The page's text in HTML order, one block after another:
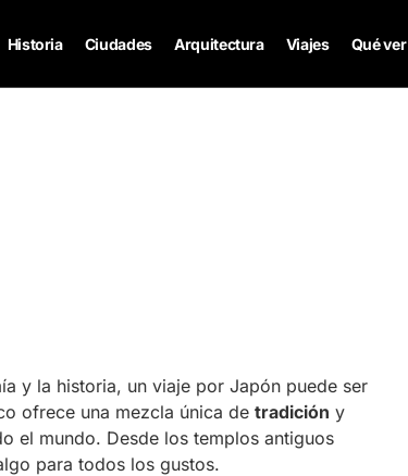
Historia Ciudades Arquitectura Viajes Qué ver
y la historia, un viaje por Japón puede ser
ofrece una mezcla única de tradición y
el mundo. Desde los templos antiguos
para todos los gustos.